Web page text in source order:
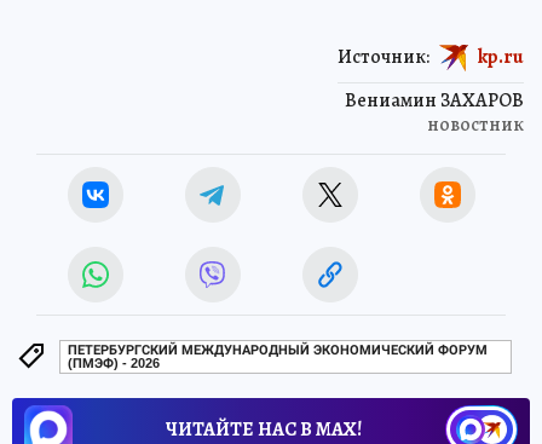
Вениамин ЗАХАРОВ
новостник
Источник: kp.ru
ПЕТЕРБУРГСКИЙ МЕЖДУНАРОДНЫЙ ЭКОНОМИЧЕСКИЙ ФОРУМ
(ПМЭФ) - 2026
ЧИТАЙТЕ НАС В МАХ!